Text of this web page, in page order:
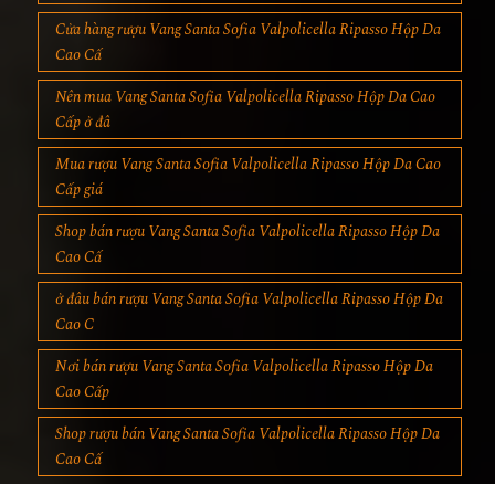
Cửa hàng rượu Vang Santa Sofia Valpolicella Ripasso Hộp Da
Cao Cấ
Nên mua Vang Santa Sofia Valpolicella Ripasso Hộp Da Cao
Cấp ở đâ
Mua rượu Vang Santa Sofia Valpolicella Ripasso Hộp Da Cao
Cấp giá
Shop bán rượu Vang Santa Sofia Valpolicella Ripasso Hộp Da
Cao Cấ
ở đâu bán rượu Vang Santa Sofia Valpolicella Ripasso Hộp Da
Cao C
Nơi bán rượu Vang Santa Sofia Valpolicella Ripasso Hộp Da
Cao Cấp
Shop rượu bán Vang Santa Sofia Valpolicella Ripasso Hộp Da
Cao Cấ